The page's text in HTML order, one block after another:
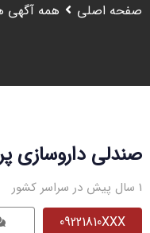
صفحه اصلی همه آگهی
صندلی داروسازی
1 سال پیش در سراسر کشور
09221810XXX